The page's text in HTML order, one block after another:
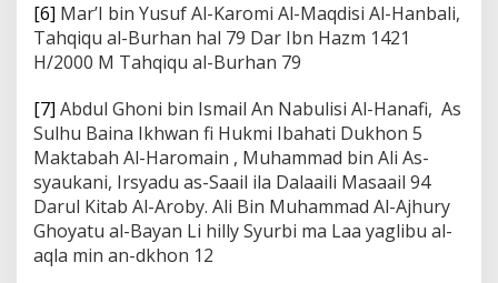
[6] Mar’I bin Yusuf Al-Karomi Al-Maqdisi Al-Hanbali,
Tahqiqu al-Burhan hal 79 Dar Ibn Hazm 1421
H/2000 M Tahqiqu al-Burhan 79
[7] Abdul Ghoni bin Ismail An Nabulisi Al-Hanafi, As
Sulhu Baina Ikhwan fi Hukmi Ibahati Dukhon 5
Maktabah Al-Haromain , Muhammad bin Ali As-
syaukani, Irsyadu as-Saail ila Dalaaili Masaail 94
Darul Kitab Al-Aroby. Ali Bin Muhammad Al-Ajhury
Ghoyatu al-Bayan Li hilly Syurbi ma Laa yaglibu al-
aqla min an-dkhon 12